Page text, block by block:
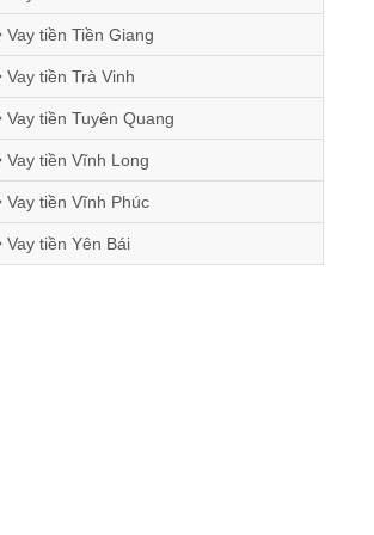
Vay tiền Tiền Giang
Vay tiền Trà Vinh
Vay tiền Tuyên Quang
Vay tiền Vĩnh Long
Vay tiền Vĩnh Phúc
Vay tiền Yên Bái